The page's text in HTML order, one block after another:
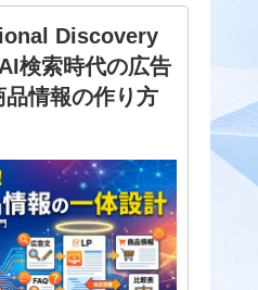
Discovery
検索時代の広告
情報の作り方